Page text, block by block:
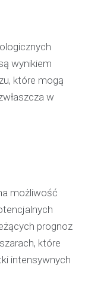
wynikiem
które mogą
w
możliwość
prognoz
które
intensywnych